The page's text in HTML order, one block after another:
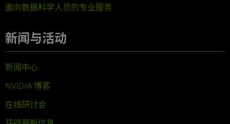
面向数据科学人员的专业服务
新闻与活动
新闻中心
NVIDIA 博客
在线研讨会